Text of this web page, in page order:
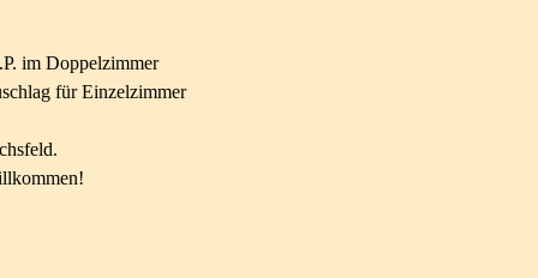
im Doppelzimmer
für Einzelzimmer